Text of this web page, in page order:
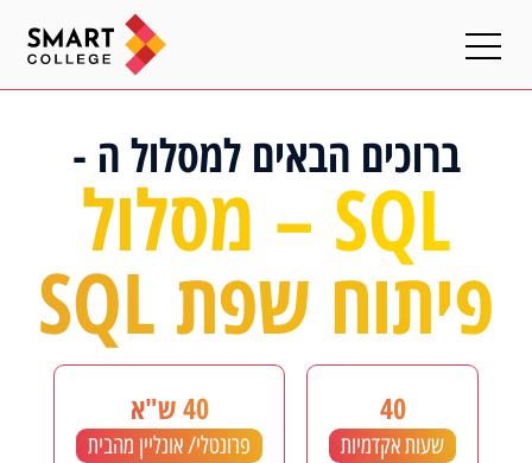
ברוכים הבאים למסלול ה -
SQL – מסלול
פיתוח שפת SQL
40
שעות אקדמיות
40 ש"א
פרונטלי/ אונליין מהבית